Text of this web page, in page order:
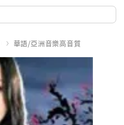
華語/亞洲音樂高音質